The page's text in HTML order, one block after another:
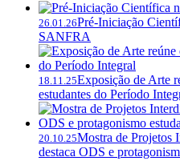
26.01.26Pré-Iniciação
SANFRA
18.11.25Exposição de Arte
estudantes do Período
20.10.25Mostra de Projetos
destaca ODS e